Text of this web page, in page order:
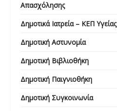
Απασχόλησης
Δημοτικά Ιατρεία – ΚΕΠ Υγείας
Δημοτική Αστυνομία
Δημοτική Βιβλιοθήκη
Δημοτική Παιγνιοθήκη
Δημοτική Συγκοινωνία